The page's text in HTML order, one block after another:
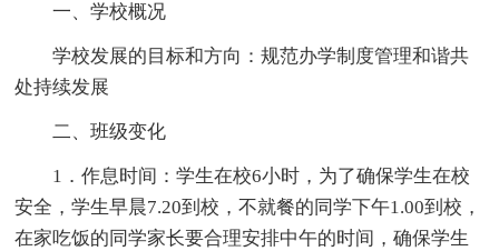
一、学校概况
学校发展的目标和方向：规范办学制度管理和谐共
处持续发展
二、班级变化
1．作息时间：学生在校6小时，为了确保学生在校
安全，学生早晨7.20到校，不就餐的同学下午1.00到校，
在家吃饭的同学家长要合理安排中午的时间，确保学生